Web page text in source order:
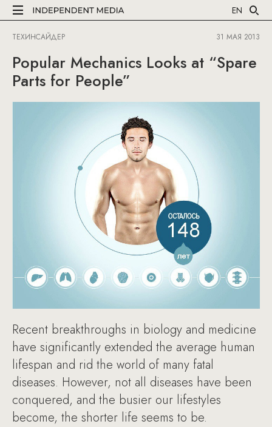
EN
ТЕХИНСАЙДЕР 31 МАЯ 2013
Popular Mechanics Looks at “Spare
Parts for People”
Recent breakthroughs in biology and medicine
have significantly extended the average human
lifespan and rid the world of many fatal
diseases. However, not all diseases have been
conquered, and the busier our lifestyles
become, the shorter life seems to be.